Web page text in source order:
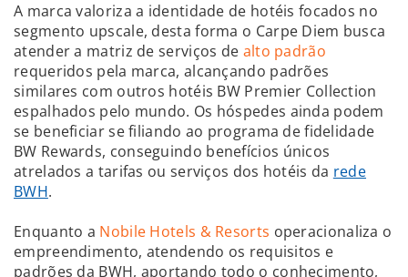
A marca valoriza a identidade de hotéis focados no
segmento upscale, desta forma o Carpe Diem busca
atender a matriz de serviços de alto padrão
requeridos pela marca, alcançando padrões
similares com outros hotéis BW Premier Collection
espalhados pelo mundo. Os hóspedes ainda podem
se beneficiar se filiando ao programa de fidelidade
BW Rewards, conseguindo benefícios únicos
atrelados a tarifas ou serviços dos hotéis da rede
BWH.
Enquanto a Nobile Hotels & Resorts operacionaliza o
empreendimento, atendendo os requisitos e
padrões da BWH, aportando todo o conhecimento,